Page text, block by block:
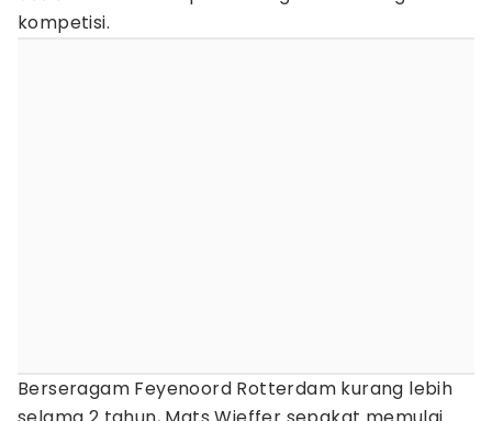
kompetisi.
Berseragam Feyenoord Rotterdam kurang lebih